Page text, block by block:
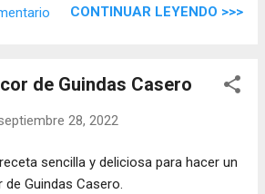
CONTINUAR LEYENDO >>>
de Guindas Casero
28, 2022
sencilla y deliciosa para hacer un
de Guindas Casero.